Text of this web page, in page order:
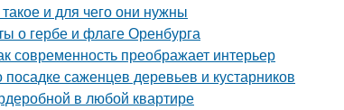
и для чего они нужны
о гербе и флаге Оренбурга
современность преображает интерьер
саженцев деревьев и кустарников
в любой квартире